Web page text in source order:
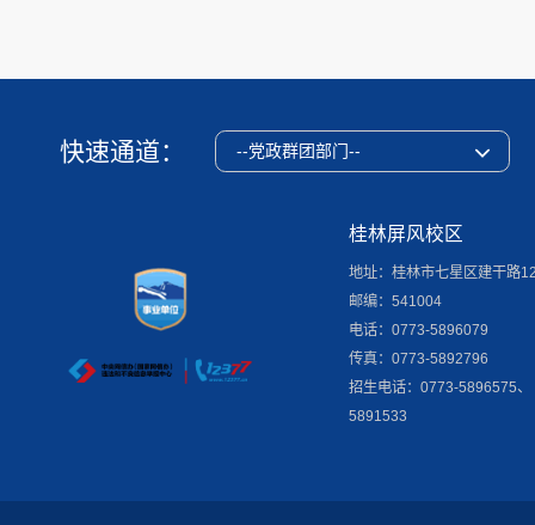
快速通道： --党政群团部门--
桂林屏风校区
地址：桂林市七星区建干路
邮编：541004
电话：0773-5896079
传真：0773-5892796
招生电话：0773-5896575、
5891533